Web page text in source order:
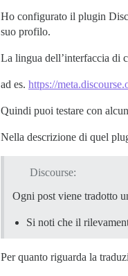
Ho configurato il plugin
suo profilo.
La lingua dell’interfaccia di
ad es. https://
Quindi puoi testare con
Nella descrizione di quel
Discourse:
Ogni post viene tradotto
Si noti che il
Per quanto riguarda la